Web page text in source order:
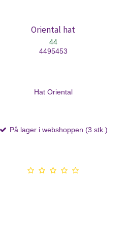
Oriental hat
44
4495453
Hat Oriental
På lager i webshoppen (3 stk.)